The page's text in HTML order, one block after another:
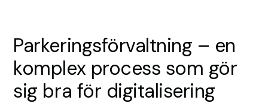
Parkeringsförvaltning – en
komplex process som gör
sig bra för digitalisering